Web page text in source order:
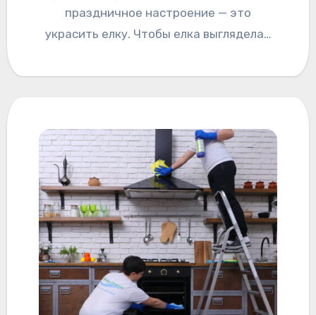
праздничное настроение — это
украсить елку. Чтобы елка выглядела…